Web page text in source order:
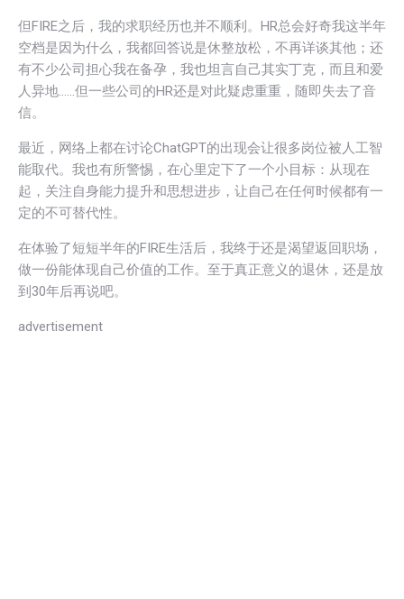
但FIRE之后，我的求职经历也并不顺利。HR总会好奇我这半年
空档是因为什么，我都回答说是休整放松，不再详谈其他；还
有不少公司担心我在备孕，我也坦言自己其实丁克，而且和爱
人异地……但一些公司的HR还是对此疑虑重重，随即失去了音
信。
最近，网络上都在讨论ChatGPT的出现会让很多岗位被人工智
能取代。我也有所警惕，在心里定下了一个小目标：从现在
起，关注自身能力提升和思想进步，让自己在任何时候都有一
定的不可替代性。
在体验了短短半年的FIRE生活后，我终于还是渴望返回职场，
做一份能体现自己价值的工作。至于真正意义的退休，还是放
到30年后再说吧。
advertisement